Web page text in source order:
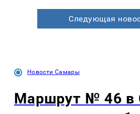
Следующая
Новости Самары
Маршрут № 46 в